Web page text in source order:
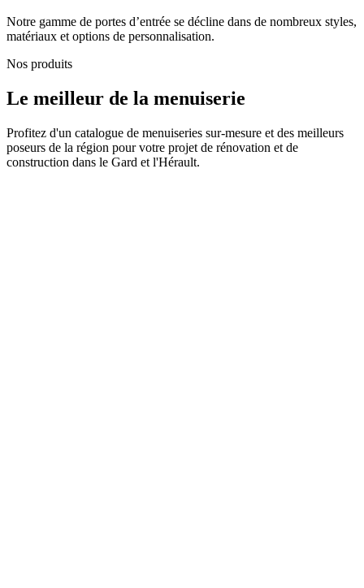
Notre gamme de portes d’entrée se décline dans de nombreux styles,
matériaux et options de personnalisation.
Nos produits
Le meilleur de la menuiserie
Profitez d'un catalogue de menuiseries sur-mesure et des meilleurs
poseurs de la région pour votre projet de rénovation et de
construction dans le Gard et l'Hérault.